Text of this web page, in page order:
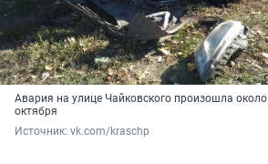
Авария на улице Чайковского произошла около
октября
Источник: vk.com/kraschp